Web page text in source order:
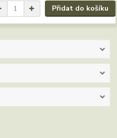
Přidat do košíku